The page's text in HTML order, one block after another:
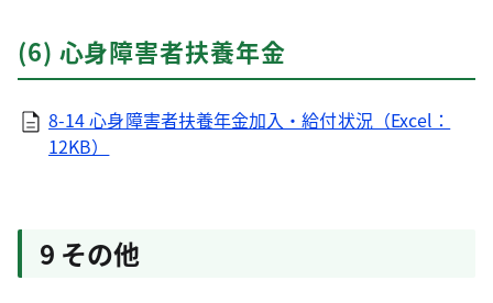
(6) 心身障害者扶養年金
8-14 心身障害者扶養年金加入・給付状況（Excel：
12KB）
9 その他